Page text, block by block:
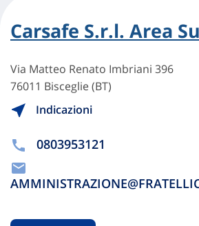
Carsafe S.r.l. Area
Via Matteo Renato Imbriani 396
76011 Bisceglie (BT)
Indicazioni
0803953121